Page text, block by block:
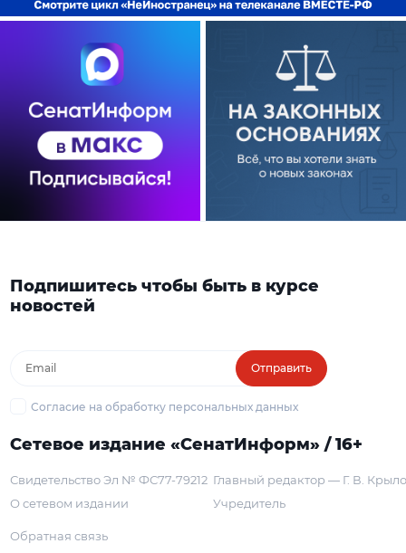
Подпишитесь чтобы быть в курсе
новостей
Отправить
Согласие на обработку персональных данных
Сетевое издание «СенатИнформ» / 16+
Свидетельство Эл № ФС77-79212
О сетевом издании
Главный редактор — Г. В.
Учредитель
Обратная связь